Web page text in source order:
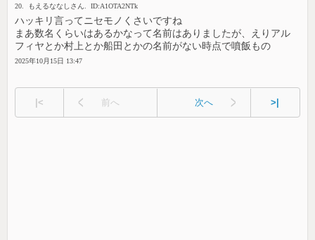
20. もえるななしさん. ID:A1OTA2NTk
ハッキリ言ってニセモノくさいですね
まあ数名くらいはあるかなって名前はありましたが、えりアル
フィヤとか村上とか船田とかの名前がない時点で噴飯もの
2025年10月15日 13:47
|< 前へ 次へ >|